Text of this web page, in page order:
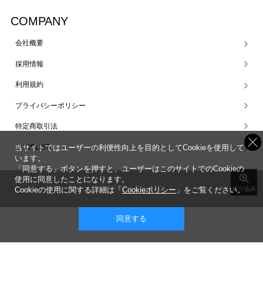
絞り込み
COMPANY
会社概要
採用情報
利用規約
プライバシーポリシー
特定商取引法
SHOPLIST
©ARPEGE CO., LTD.
表示 ： スマートフォン版 |
当サイトではユーザーの利便性向上を目的としてCookieを使用して
います。
「同意する」ボタンを押すと、ユーザーはこのサイトでのCookieの
使用に同意したことになります。
Cookieの使用に関する詳細は「Cookieポリシー 」をご覧ください。
同意する